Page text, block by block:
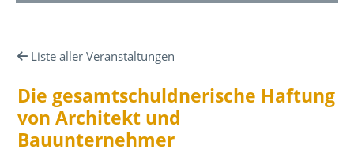
Liste aller Veranstaltungen
Die gesamtschuldnerische Haftung
von Architekt und
Bauunternehmer